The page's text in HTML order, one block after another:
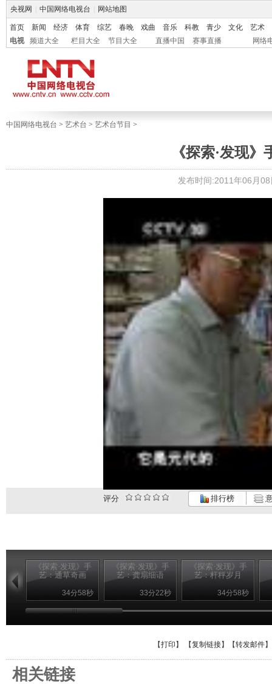
央视网 中国网络电视台 网站地图
首页 新闻 经济 体育 综艺 春晚 戏曲 音乐 科教 青少 文化
艺术
电视
频道大全 栏目大全 节目大全 直播中国 赛事直播 网络
中国网络电视台 > 艺术台 > 艺术台节目 >
《探索·发现
发布时间:2011年06月
评分 排行榜
《探索·发现》手
艺：通草奇画
34分58秒
《探索·发现》手
艺：龚扇细语
33分22秒
《探索·发现》手
艺：杆秤岁月
34分58秒
【打印 】 【复制链接】【转发邮件
相关链接